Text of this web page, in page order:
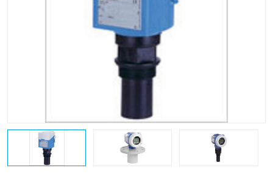
液位计传感器定制
物位计
测漏仪
智能锅炉水位计 电容液位计
流量仪表